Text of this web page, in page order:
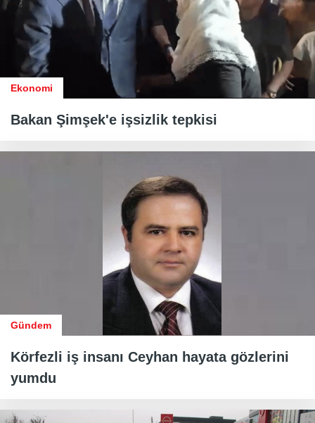
Ekonomi
Bakan Şimşek'e işsizlik tepkisi
Gündem
Körfezli iş insanı Ceyhan hayata gözlerini
yumdu